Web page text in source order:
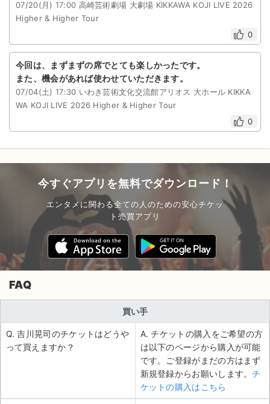
07/20(月) 17:00 高崎芸術劇場 大劇場 KIKKAWA KOJI LIVE 2026
Higher & Higher Tour
0
今回は、まずまずの席でとても楽しかったです。
また、機会があれば使わせていただきます。
07/04(土) 17:30 いわき芸術文化交流館アリオス 大ホール KIKKA
WA KOJI LIVE 2026 Higher & Higher Tour
0
今すぐアプリを無料でダウンロード！
エンタメに関わる全ての人のための安心チケッ
ト売買アプリ
FAQ
買い手
Q. 吉川晃司のチケットはどうや
って買えますか？
A. チケットの購入をご希望の方
は以下のページから購入が可能
です。ご登録がまだの方はまず
新規登録からお願いします。チ
ケットの購入はこちら